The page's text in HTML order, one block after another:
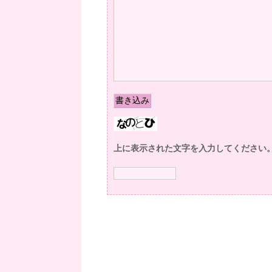
上に表示された文字を入力してください